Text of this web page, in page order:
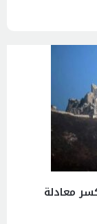
معادلة